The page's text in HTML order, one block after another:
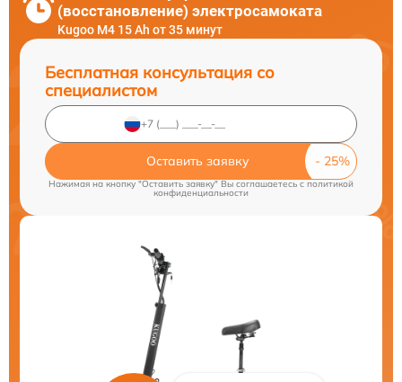
(восстановление) электросамоката
Kugoo M4 15 Ah от 35 минут
Бесплатная консультация со
специалистом
Оставить заявку
Нажимая на кнопку "Оставить заявку" Вы соглашаетесь cполитикой
конфиденциальности